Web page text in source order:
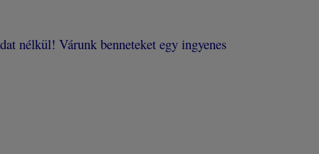
nélkül! Várunk benneteket egy ingyenes